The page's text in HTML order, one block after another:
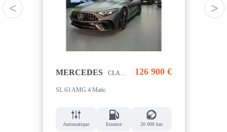
<
MERCEDES CLASSE SL 126 900 €
SL 63 AMG 4 Matic
Automatique Essence 20 000 km
>